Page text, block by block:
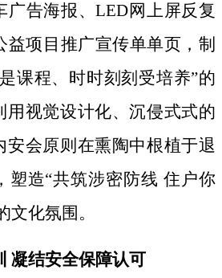
广告海报、LED网上屏反复
益项目推广宣传单单页，制
课程、时时刻刻受培养”的
用视觉设计化、沉侵式式的
安会原则在熏陶中根植于退
塑造“共筑涉密防线 住户你
文化氛围。
凝结安全保障认可